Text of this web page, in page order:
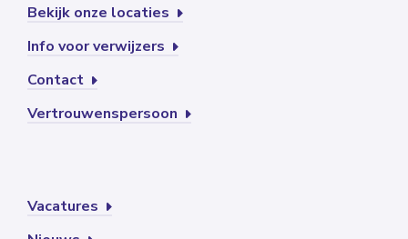
Bekijk onze locaties
Info voor verwijzers
Contact
Vertrouwenspersoon
Vacatures